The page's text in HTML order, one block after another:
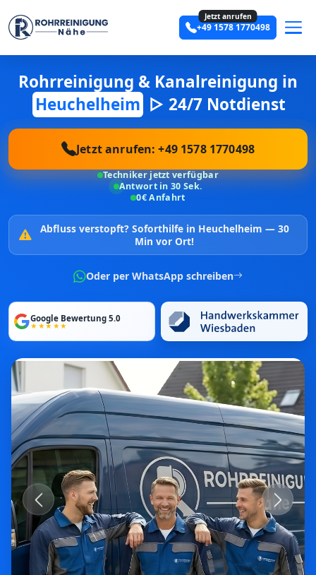
Jetzt anrufen
+49 1578 1770498
Rohrreinigung & Kanalreinigung in
Heuchelheim ▷ 24/7 Notdienst
Jetzt anrufen: +49 1578 1770498
Techniker jetzt verfügbar
Antwort in 30 Sek.
0€ Anfahrt
Abfluss verstopft?Soforthilfe in Heuchelheim — 30
Min vor Ort!
Oder per WhatsApp schreiben
Google Bewertung 5.0
★★★★★
Previous Next